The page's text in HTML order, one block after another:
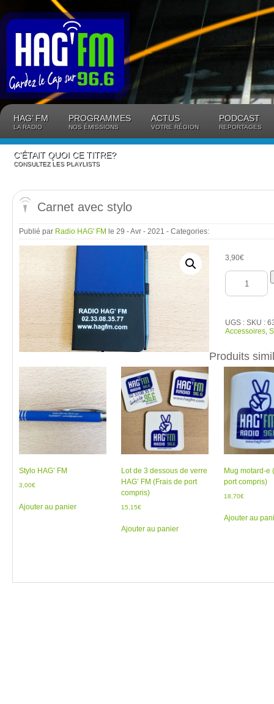
HAG’ FM
LA RADIO
PROGRAMMES
NOS ÉMISSIONS
ACTUS
VOTRE RÉGION
PODCAST
REPORTAGES
C’ÉTAIT QUOI CE TITRE?
CONSULTEZ LES PLAYLISTS
Carnet avec stylo
Publié par Radio HAG' FM le 29 - Avr - 2021 - Categories:
3,90€
quantité
Carnet
UGS : SKU :
Accessoires,
Produits
Stylo HAG’ FM
3,00€
Ajouter au panier
Lot de 3 dessous de verre
HAG’ FM (Frais de port
compris)
15,15€
Ajouter au panier
Mug motard-e
port compris)
18,70€
Ajouter au
Panneau de gestion des cookies